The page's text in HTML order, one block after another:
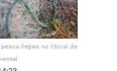
ilegais no litoral de